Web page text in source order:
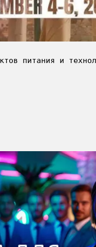
питания и